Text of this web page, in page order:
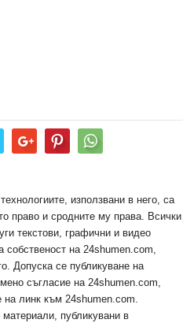
използвани в него, са
право и сродните му права. Всички
текстови, графични и видео
собственост на 24shumen.com,
Допуска се публикуване на
съгласие на 24shumen.com,
на линк към 24shumen.com.
публикувани в